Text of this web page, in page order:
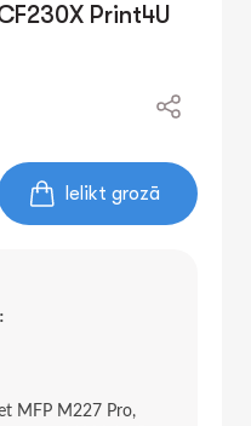
Print4U
Ielikt grozā
MFP M227 Pro,